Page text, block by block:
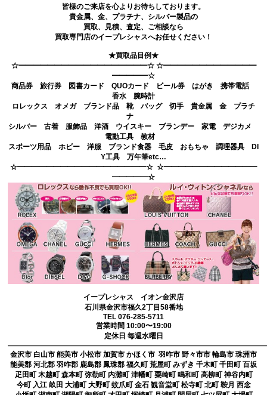
皆様のご来店を心よりお待ちしております。
貴金属、金、プラチナ、シルバー製品の
買取、見積、査定、ご相談なら
買取専門店のイープレシャスへお任せください！
★買取品目例★
☆━━━━━━━━━━━━━━━━━━☆ ☆━━━━━━━━━━━━━
━━━━━☆
商品券 旅行券 図書カード QUOカード ビール券 はがき 携帯電話
香水 腕時計
ロレックス オメガ ブランド品 靴 バッグ 切手 貴金属 金 プラチ
ナ
シルバー 古着 服飾品 洋酒 ウイスキー ブランデー 家電 デジカメ
電動工具 教材
スポーツ用品 ホビー 洋服 ブランド食器 毛皮 おもちゃ 調理器具 DI
Y工具 万年筆etc…
☆━━━━━━━━━━━━━━━━━━☆ ☆━━━━━━━━━━━━━
━━━━━☆
イープレシャス イオン金沢店
石川県金沢市福久2丁目58番地
TEL 076-285-5711
営業時間 10:00〜19:00
定休日 毎週水曜日
金沢市 白山市 能美市 小松市 加賀市 かほく市 羽咋市 野々市市 輪島市 珠洲市
能美郡 河北郡 羽咋郡 鹿島郡 鳳珠郡 福久町 荒屋町 みずき 千木町 千田町 百坂
疋田町 木越町 森本町 弥勒町 内灘町 津幡町 粟崎町 鳴和町 高柳町 神谷内町
今町 入江 畝田 大浦町 大野町 蚊爪町 金石 観音堂町 松寺町 北町 鞍月 西念